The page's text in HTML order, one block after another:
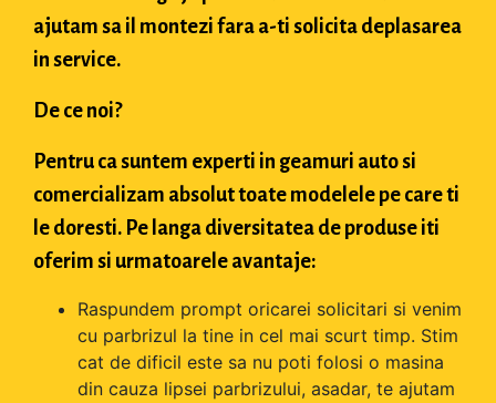
ajutam sa il montezi fara a-ti solicita deplasarea
in service.
De ce noi?
Pentru ca suntem experti in geamuri auto si
comercializam absolut toate modelele pe care ti
le doresti. Pe langa diversitatea de produse iti
oferim si urmatoarele avantaje:
Raspundem prompt oricarei solicitari si venim
cu parbrizul la tine in cel mai scurt timp. Stim
cat de dificil este sa nu poti folosi o masina
din cauza lipsei parbrizului, asadar, te ajutam